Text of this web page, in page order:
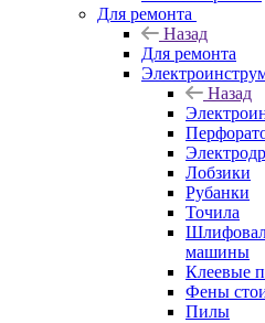
Для ремонта
Назад
Для ремонта
Назад
Лобзики
Рубанки
Точила
машины
Клеевые
Фены
Пилы